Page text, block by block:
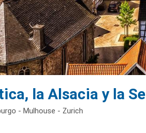
la Alsacia y la
- Mulhouse - Zurich